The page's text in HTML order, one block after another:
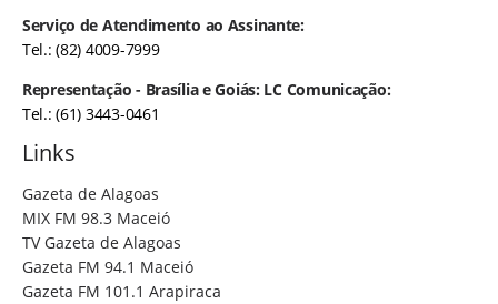
Serviço de Atendimento ao Assinante:
Tel.: (82) 4009-7999
Representação - Brasília e Goiás: LC Comunicação:
Tel.: (61) 3443-0461
Links
Gazeta de Alagoas
MIX FM 98.3 Maceió
TV Gazeta de Alagoas
Gazeta FM 94.1 Maceió
Gazeta FM 101.1 Arapiraca